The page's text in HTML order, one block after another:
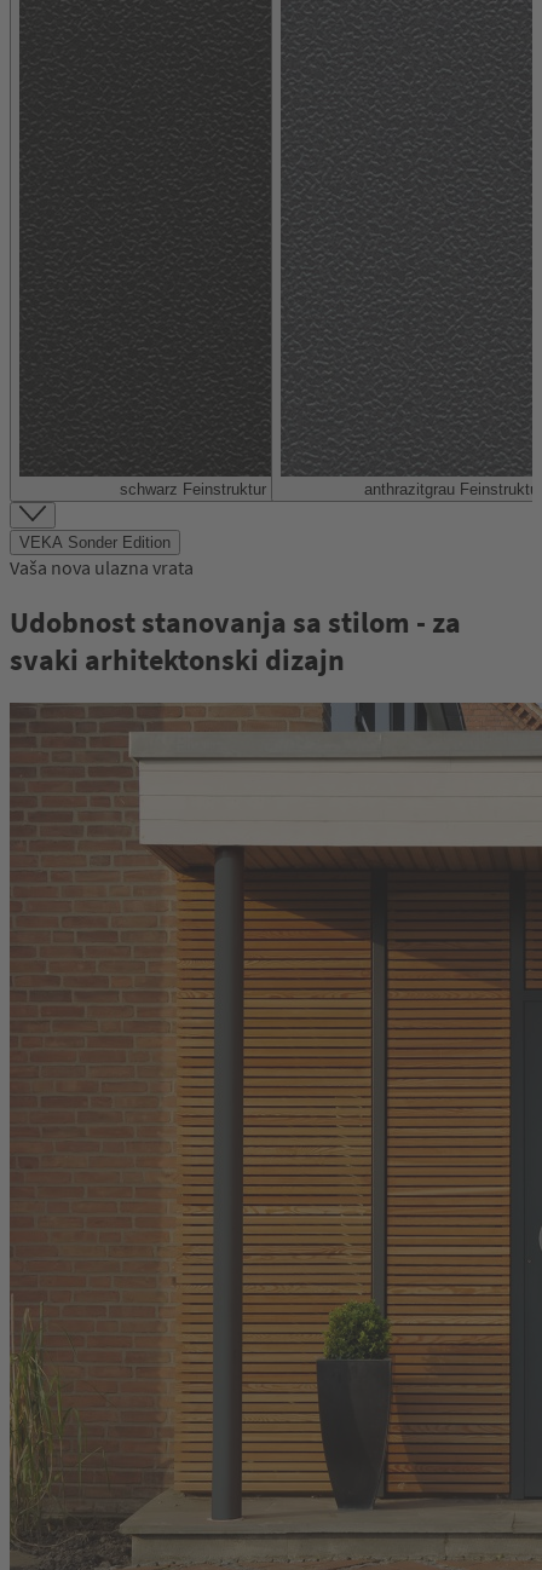
schwarz Feinstruktur (ähnlich RAL 9005)anthrazitgrau
Item
1
of
VEKA Sonder Edition
Vaša nova ulazna vrata
Udobnost stanovanja sa stilom - za
svaki arhitektonski dizajn